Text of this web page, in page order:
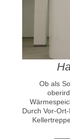
Ob als
Durch Vor-